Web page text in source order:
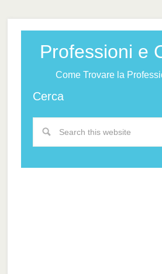
Professioni e
Come Trovare la
Cerca